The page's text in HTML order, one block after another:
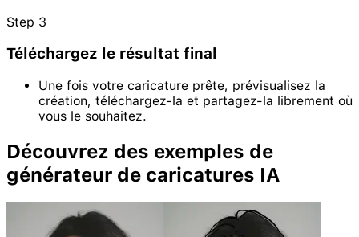
Step 3
Téléchargez le résultat final
Une fois votre caricature prête, prévisualisez la
création, téléchargez-la et partagez-la librement où
vous le souhaitez.
Découvrez des exemples de
générateur de caricatures IA